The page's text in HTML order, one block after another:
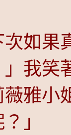
次如
我笑
薇雅
」